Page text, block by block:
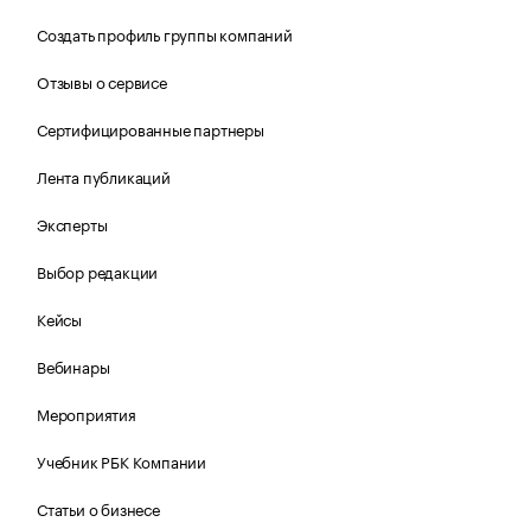
Создать профиль группы компаний
Отзывы о сервисе
Сертифицированные партнеры
Лента публикаций
Эксперты
Выбор редакции
Кейсы
Вебинары
Мероприятия
Учебник РБК Компании
Статьи о бизнесе